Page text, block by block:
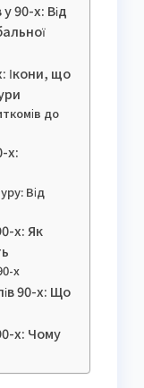
90-х: Від
Ікони, що
до
х:
Від
х: Як
х
90-х: Що
х: Чому